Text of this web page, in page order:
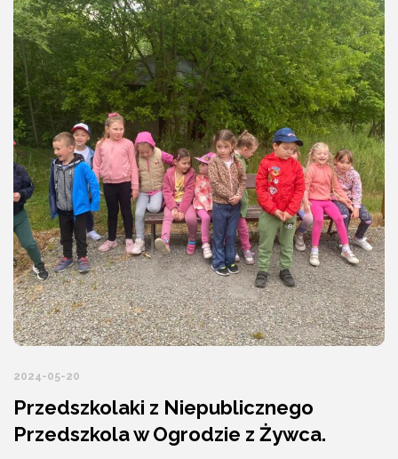
2024-05-20
Przedszkolaki z Niepublicznego
Przedszkola w Ogrodzie z Żywca.